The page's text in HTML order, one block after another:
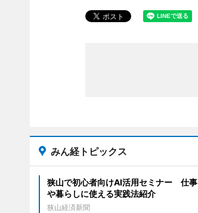
みん経トピックス
狭山で初心者向けAI活用セミナー 仕事
や暮らしに使える実践法紹介
狭山経済新聞